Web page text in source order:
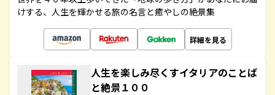
けする、人生を輝かせる旅の名言と癒やしの絶景集
詳細を見る
人生を楽しみ尽くすイタリアのことば
と絶景１００